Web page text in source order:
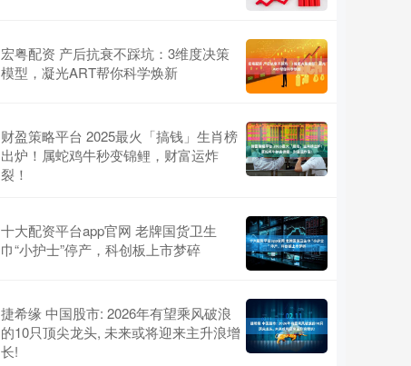
宏粤配资 产后抗衰不踩坑：3维度决策
模型，凝光ART帮你科学焕新
财盈策略平台 2025最火「搞钱」生肖榜
出炉！属蛇鸡牛秒变锦鲤，财富运炸
裂！
十大配资平台app官网 老牌国货卫生
巾“小护士”停产，科创板上市梦碎
捷希缘 中国股市: 2026年有望乘风破浪
的10只顶尖龙头, 未来或将迎来主升浪增
长!